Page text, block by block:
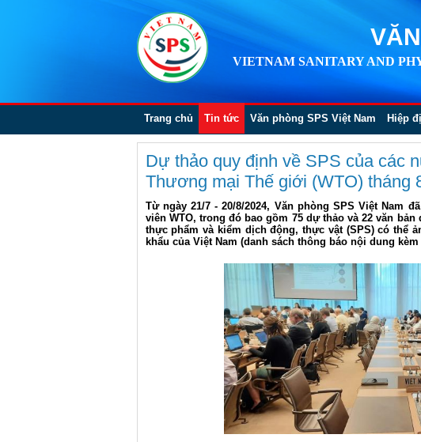
VIETNAM SANITARY AND
Trang chủ Tin tức Văn phòng SPS Việt Nam Hiệp
Dự thảo quy định về SPS của các
Thương mại Thế giới (WTO) tháng
Từ ngày 21/7 - 20/8/2024, Văn phòng SPS Việt Nam
viên WTO, trong đó bao gồm 75 dự thảo và 22 văn
thực phẩm và kiểm dịch động, thực vật (SPS) có thể
khẩu của Việt Nam (danh sách thông báo nội dung kèm